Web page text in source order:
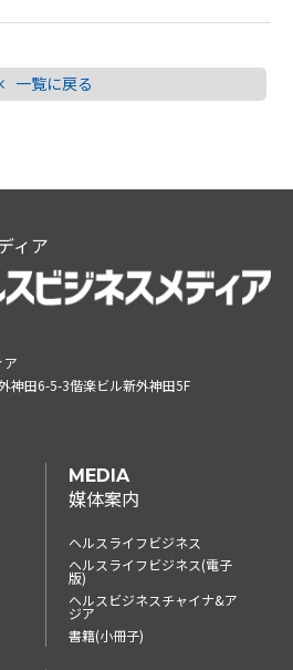
一覧に戻る
ィア
ア
神田6-5-3偕楽ビル新外神田5F
MEDIA
媒体案内
ヘルスライフビジネス
ヘルスライフビジネス(電子
版)
ヘルスビジネスチャイナ&ア
ジア
書籍(小冊子)